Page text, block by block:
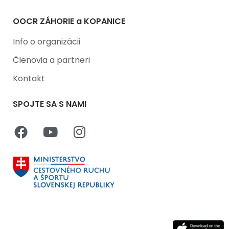
OOCR ZÁHORIE a KOPANICE
Info o organizácii
Členovia a partneri
Kontakt
SPOJTE SA S NAMI